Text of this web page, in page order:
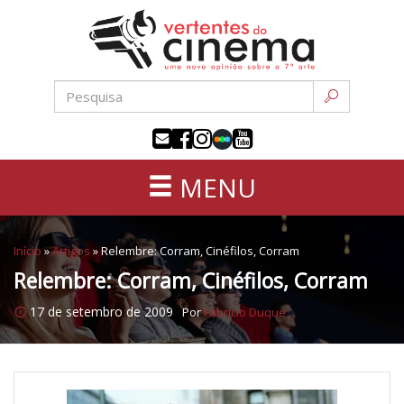
conteúdo
sétima
MENU
Início »Artigos »Relembre: Corram, Cinéfilos, Corram
Relembre: Corram, Cinéfilos, Corram
17 de setembro de 2009 PorFabricio Duque